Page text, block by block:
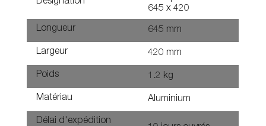
645 x 420
Longueur 645 mm
Largeur 420 mm
Poids 1.2 kg
Matériau Aluminium
Délai d'expédition